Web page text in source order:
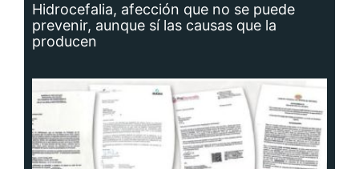
Hidrocefalia, afección que no se puede
prevenir, aunque sí las causas que la
producen